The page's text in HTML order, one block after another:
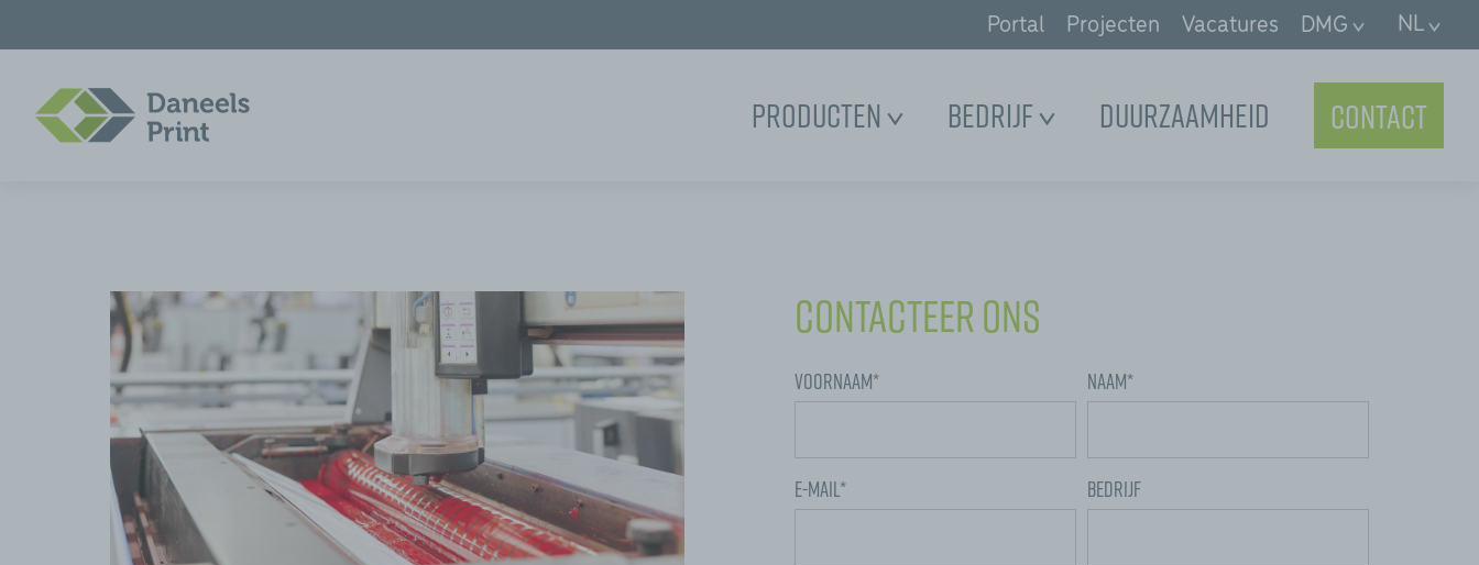
Portal Projecten Vacatures DMG NL
Producten Bedrijf Duurzaamheid Contact
Contacteer ons
Voornaam* Naam*
E-mail* Bedrijf